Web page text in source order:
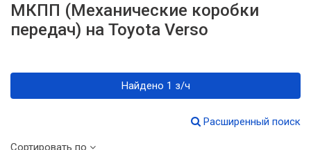
МКПП (Механические коробки
передач) на Toyota Verso
Найдено 1 з/ч
Расширенный поиск
Сортировать по